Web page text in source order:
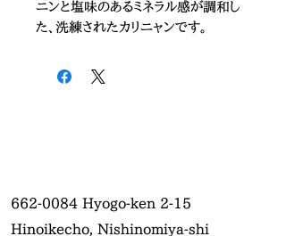
ニンと塩味のあるミネラル感が調和し
た、洗練されたカリニャンです。
662-0084 Hyogo-ken 2-15
Hinoikecho, Nishinomiya-shi